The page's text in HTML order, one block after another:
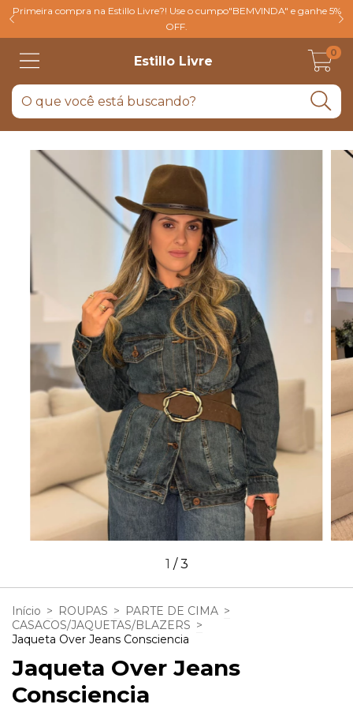
Primeira compra na Estillo Livre?! Use o cumpo"BEMVINDA" e ganhe 5%
OFF.
Estillo Livre
0
1 /3
Início > ROUPAS > PARTE DE CIMA >
CASACOS/JAQUETAS/BLAZERS >
Jaqueta Over Jeans Consciencia
Jaqueta Over Jeans
Consciencia